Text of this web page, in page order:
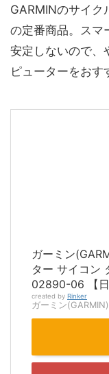
GARMINのサイク
の定番商品。スマ
安定しないので、
ピューターをおす
ガーミン
ター サイコン
02890-06 【日
created by Rinker
ガーミン(GARMIN)